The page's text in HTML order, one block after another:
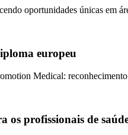
oportunidades únicas em
europeu
Medical:
os profissionais de